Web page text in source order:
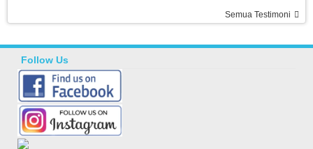
Rp 4.980.000
Barang Bagus,sesuai Pesanan, Pelayanan Memuaskan, Semoga Sukses
Semua Testimoni
Follow Us